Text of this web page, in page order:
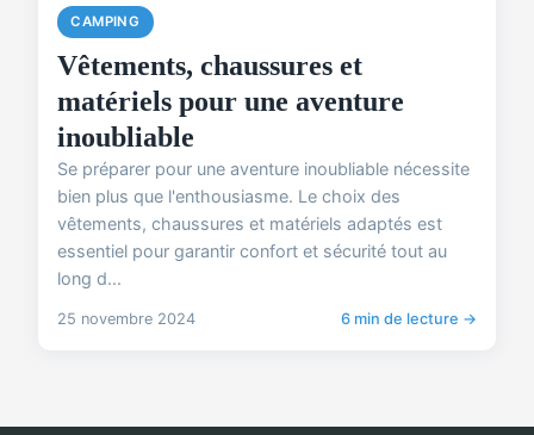
CAMPING
Vêtements, chaussures et
matériels pour une aventure
inoubliable
Se préparer pour une aventure inoubliable nécessite
bien plus que l'enthousiasme. Le choix des
vêtements, chaussures et matériels adaptés est
essentiel pour garantir confort et sécurité tout au
long d...
25 novembre 2024 6 min de lecture →